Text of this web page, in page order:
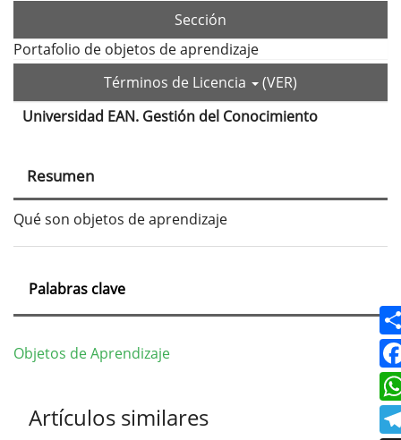
Sección
Portafolio de objetos de aprendizaje
Términos de Licencia
(VER)
Contenido
principal
del
artículo
Universidad EAN. Gestión del Conocimiento
Resumen
Qué son objetos de aprendizaje
Palabras clave
Objetos de Aprendizaje
Detalles
del
Artículos similares